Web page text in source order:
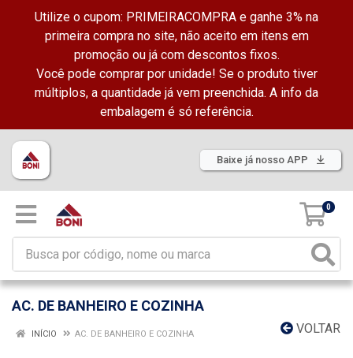
Utilize o cupom: PRIMEIRACOMPRA e ganhe 3% na
primeira compra no site, não aceito em itens em
promoção ou já com descontos fixos.
Você pode comprar por unidade! Se o produto tiver
múltiplos, a quantidade já vem preenchida. A info da
embalagem é só referência.
Baixe já nosso APP
0
AC. DE BANHEIRO E COZINHA
VOLTAR
INÍCIO AC. DE BANHEIRO E COZINHA